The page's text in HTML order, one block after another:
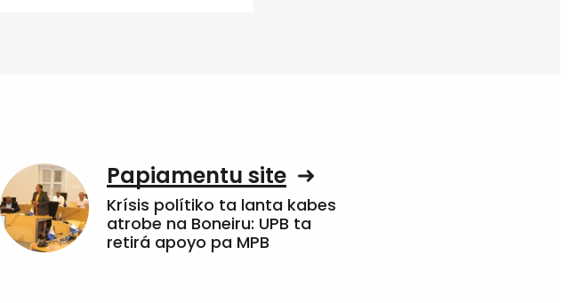
Papiamentu site
Krísis polítiko ta lanta kabes
atrobe na Boneiru: UPB ta
retirá apoyo pa MPB